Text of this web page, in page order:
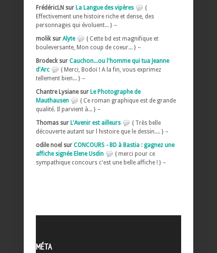
FrédéricLN sur La Langue des vipères
{
Effectivement une histoire riche et dense, des
personnages qui évoluent... } –
molik sur Alyte
{ Cette bd est magnifique et
bouleversante, Mon coup de coeur... } –
Brodeck sur Cauchon...ou l'homme qui tua Jeanne
d'Arc
{ Merci, Bodoï ! A la fin, vous exprimez
tellement bien... } –
Chantre Lysiane sur Le Photographe de
Mauthausen
{ Ce roman graphique est de grande
qualité. Il parvient à... } –
Thomas sur L'Avenir est ailleurs
{ Très belle
découverte autant sur l histoire que le dessin.... } –
odile noel sur CONCOURS - BD à Bastia : gagnez une
affiche signée Elene Usdin
{ merci pour ce
sympathique concours c'est une belle affiche ! } –
MÉTA